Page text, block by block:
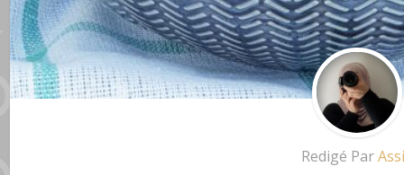
Redigé Par